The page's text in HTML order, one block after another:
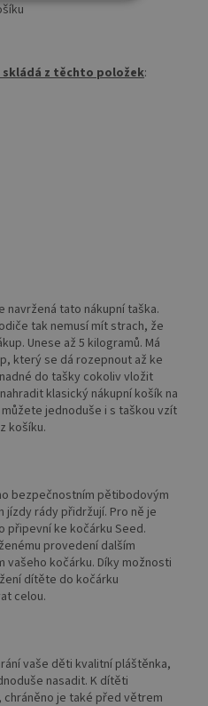
skládá z těchto položek:
navržená tato nákupní taška.
tak nemusí mít strach, že
Unese až 5 kilogramů. Má
který se dá rozepnout až ke
do tašky cokoliv vložit
klasický nákupní košík na
jednoduše i s taškou vzít
košíku.
bezpečnostním pětibodovým
jízdy rády přidržují. Pro ně je
připevní ke kočárku Seed.
provedení dalším
vašeho kočárku. Díky možnosti
dítěte do kočárku
celou.
vaše děti kvalitní pláštěnka,
nasadit. K dítěti
je také před větrem